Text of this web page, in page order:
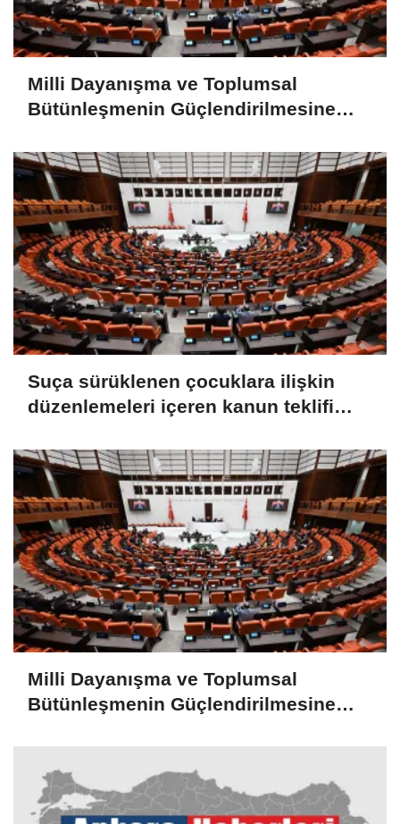
Milli Dayanışma ve Toplumsal
Bütünleşmenin Güçlendirilmesine
Komisyonunda kabul edildi
Suça sürüklenen çocuklara ilişkin
düzenlemeleri içeren kanun teklifi
Milli Dayanışma ve Toplumsal
Bütünleşmenin Güçlendirilmesine